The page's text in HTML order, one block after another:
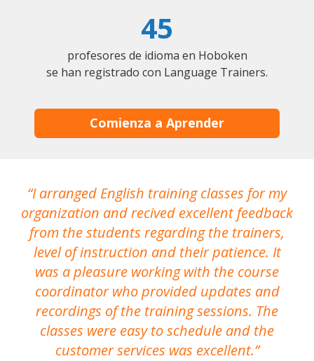
45
profesores de idioma en Hoboken
se han registrado con Language Trainers.
Comienza a Aprender
I arranged English training classes for my
organization and recived excellent feedback
from the students regarding the trainers,
level of instruction and their patience. It
was a pleasure working with the course
coordinator who provided updates and
recordings of the training sessions. The
classes were easy to schedule and the
customer services was excellent.